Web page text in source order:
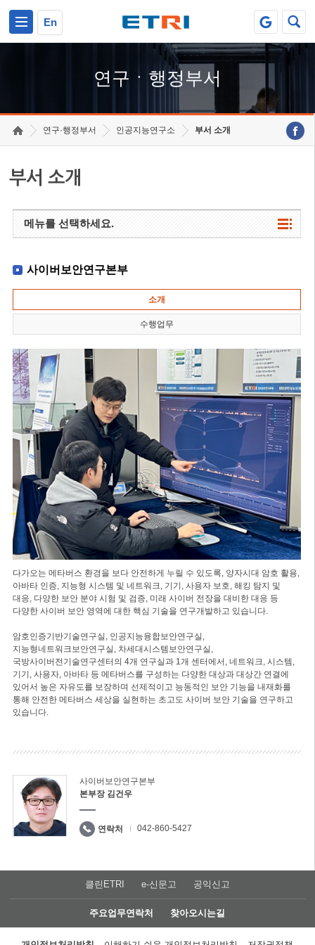
En
연구ㆍ행정부서
연구·행정부서 인공지능연구소 부서 소개
부서 소개
메뉴를 선택하세요.
사이버보안연구본부
소개
수행업무
다가오는 메타버스 환경을 보다 안전하게 누릴 수 있도록, 양자시대 암호 활용,
아바타 인증, 지능형 시스템 및 네트워크, 기기, 사용자 보호, 해킹 탐지 및
대응, 다양한 보안 분야 시험 및 검증, 미래 사이버 전장을 대비한 대응 등
다양한 사이버 보안 영역에 대한 핵심 기술을 연구개발하고 있습니다.
암호인증기반기술연구실, 인공지능융합보안연구실,
지능형네트워크보안연구실, 차세대시스템보안연구실,
국방사이버전기술연구센터의 4개 연구실과 1개 센터에서, 네트워크, 시스템,
기기, 사용자, 아바타 등 메타버스를 구성하는 다양한 대상과 대상간 연결에
있어서 높은 자유도를 보장하며 선제적이고 능동적인 보안 기능을 내재화를
통해 안전한 메타버스 세상을 실현하는 초고도 사이버 보안 기술을 연구하고
있습니다.
사이버보안연구본부
본부장 김건우
연락처 042-860-5427
클린ETRI e-신문고 공익신고
주요업무연락처 찾아오시는길